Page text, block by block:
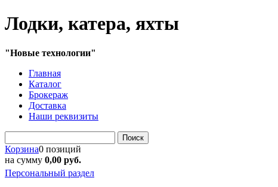
Лодки, катера, яхты
"Новые технологии"
Главная
Каталог
Брокераж
Доставка
Наши реквизиты
Поиск
Корзина0 позиций
на сумму 0,00 руб.
Персональный раздел